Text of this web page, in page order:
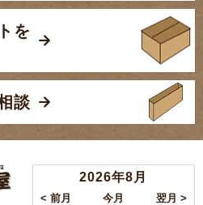
を
談
2026年8月